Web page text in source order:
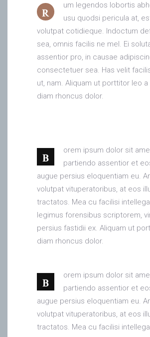
R
um legendos lobortis
usu quodsi pericula at,
volutpat cotidieque. Indoctum
sea, omnis facilis ne mel. Ei
assentior pro, in causae
consectetuer sea. Has velit
ut, nam. Aliquam ut porttitor leo a
diam rhoncus dolor.
B
orem ipsum dolor sit
partiendo assentior et
augue persius eloquentiam eu.
volutpat vituperatoribus, at eos
tractatos. Mea cu facilisi
legimus forensibus scriptorem,
persius fastidii ex. Aliquam ut
diam rhoncus dolor.
B
orem ipsum dolor sit
partiendo assentior et
augue persius eloquentiam eu.
volutpat vituperatoribus, at eos
tractatos. Mea cu facilisi